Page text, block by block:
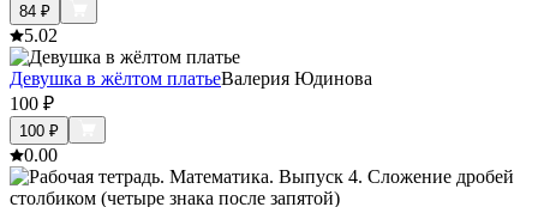
84 ₽
5.02
Девушка в жёлтом платьеВалерия Юдинова
100 ₽
100 ₽
0.00